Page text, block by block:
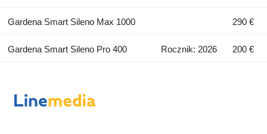
Gardena Smart Sileno Max 1000 290 €
Gardena Smart Sileno Pro 400 Rocznik: 2026 200 €